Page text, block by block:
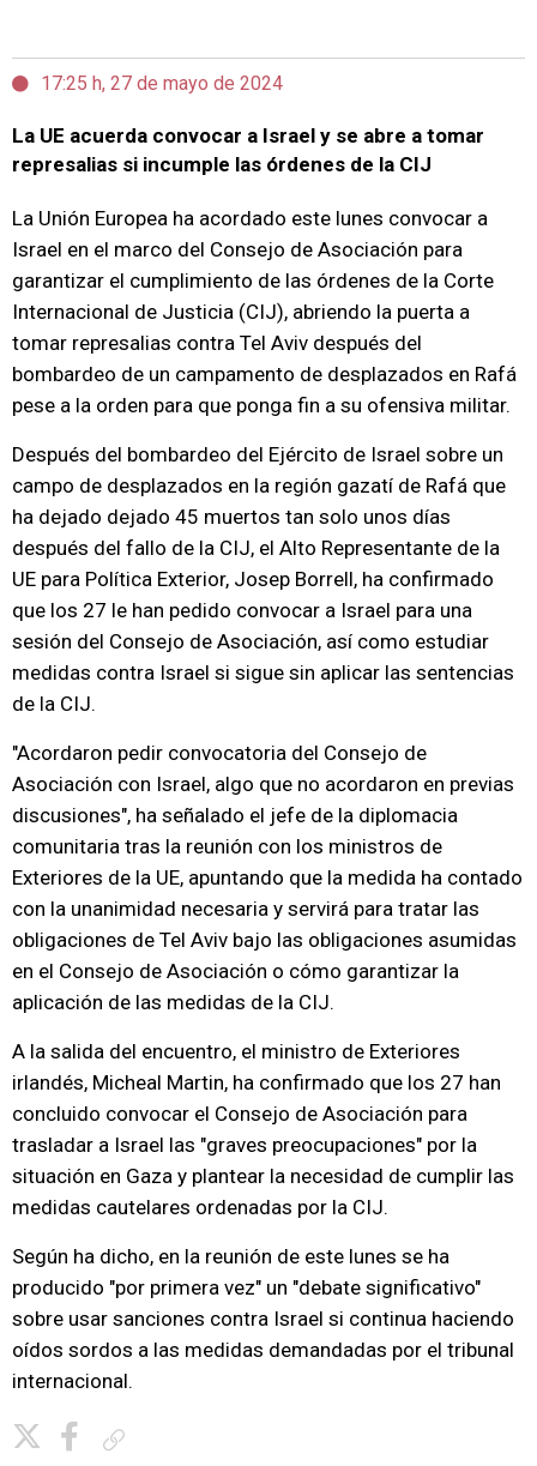
17:25 h, 27 de mayo de 2024
La UE acuerda convocar a Israel y se abre a tomar
represalias si incumple las órdenes de la CIJ
La Unión Europea ha acordado este lunes convocar a
Israel en el marco del Consejo de Asociación para
garantizar el cumplimiento de las órdenes de la Corte
Internacional de Justicia (CIJ), abriendo la puerta a
tomar represalias contra Tel Aviv después del
bombardeo de un campamento de desplazados en Rafá
pese a la orden para que ponga fin a su ofensiva militar.
Después del bombardeo del Ejército de Israel sobre un
campo de desplazados en la región gazatí de Rafá que
ha dejado dejado 45 muertos tan solo unos días
después del fallo de la CIJ, el Alto Representante de la
UE para Política Exterior, Josep Borrell, ha confirmado
que los 27 le han pedido convocar a Israel para una
sesión del Consejo de Asociación, así como estudiar
medidas contra Israel si sigue sin aplicar las sentencias
de la CIJ.
"Acordaron pedir convocatoria del Consejo de
Asociación con Israel, algo que no acordaron en previas
discusiones", ha señalado el jefe de la diplomacia
comunitaria tras la reunión con los ministros de
Exteriores de la UE, apuntando que la medida ha contado
con la unanimidad necesaria y servirá para tratar las
obligaciones de Tel Aviv bajo las obligaciones asumidas
en el Consejo de Asociación o cómo garantizar la
aplicación de las medidas de la CIJ.
A la salida del encuentro, el ministro de Exteriores
irlandés, Micheal Martin, ha confirmado que los 27 han
concluido convocar el Consejo de Asociación para
trasladar a Israel las "graves preocupaciones" por la
situación en Gaza y plantear la necesidad de cumplir las
medidas cautelares ordenadas por la CIJ.
Según ha dicho, en la reunión de este lunes se ha
producido "por primera vez" un "debate significativo"
sobre usar sanciones contra Israel si continua haciendo
oídos sordos a las medidas demandadas por el tribunal
internacional.